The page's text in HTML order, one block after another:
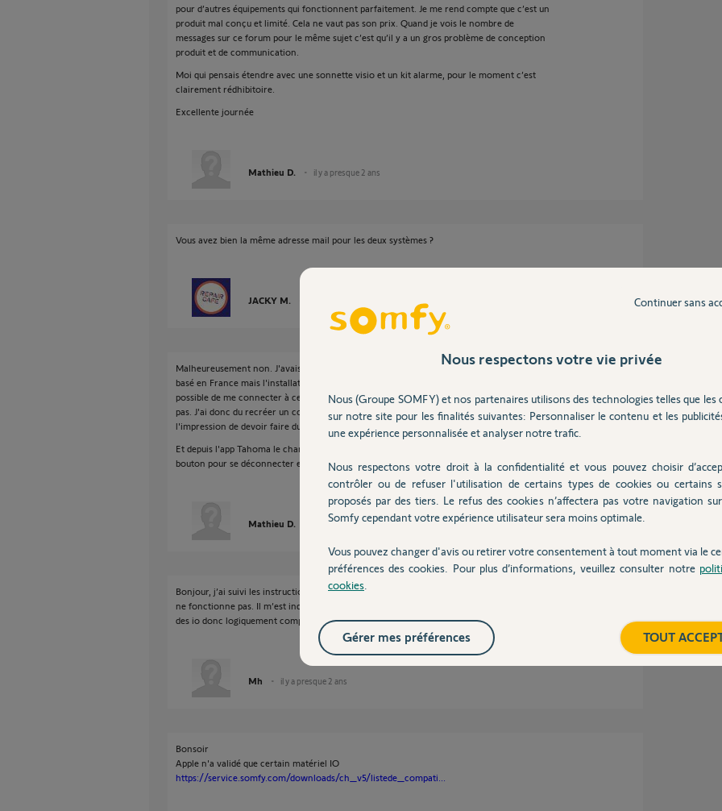
pour d’autres équipements qui fonctionnent parfaitement. Je me rend compte que c’est un
produit mal conçu et limité. Cela ne vaut pas son prix. Quand je vois le nombre de
messages sur ce forum pour le même sujet c’est qu’il y a un gros problème de conception
produit et de communication.
Moi qui pensais étendre avec une sonnette visio et un kit alarme, pour le moment c’est
clairement rédhibitoire.
Excellente journée
Mathieu D. il y a presque 2 ans
Vous avez bien la même adresse mail pour les deux systèmes ?
JACKY M.
Malheureusement non. J'avais un compte utilisant la même adresse que mon compte Apple
basé en France mais l'installation étant en Suisse cela ne joue pas. Pire, il ne m'est plus
possible de me connecter à ce compte et la réinitialisation du mot de passe ne fonctionne
pas. J'ai donc du recréer un compte avec une autre adresse ce qui ne m'arrange pas. J'ai
l'impression de devoir faire du bricolage.
Et depuis l'app Tahoma le changement d'email ne fonctionne pas, et il n'y a même pas de
bouton pour se déconnecter et utiliser un autre compte.
Mathieu D. il y a presque 2 ans
Bonjour, j’ai suivi les instructions pour connecter ma box Tahoma à Apple Home mais cela
ne fonctionne pas. Il m’est indiqué que l’accessoire n’est pas disponible. Mes volets sont
des io donc logiquement compatibles. Merci pour votre aide.
Mh il y a presque 2 ans
Bonsoir
Apple n'a validé que certain matériel IO
https://service.somfy.com/downloads/ch_v5/listede_compati...
Nous respectons votre vie privée
Nous (Groupe SOMFY) et nos partenaires utilisons des technologies telles que les
sur notre site pour les finalités suivantes: Personnaliser le contenu et les
une expérience personnalisée et analyser notre trafic.
Nous respectons votre droit à la confidentialité et vous pouvez choisir
contrôler ou de refuser l'utilisation de certains types de cookies ou certains
proposés par des tiers. Le refus des cookies n’affectera pas votre navigation
Somfy cependant votre expérience utilisateur sera moins optimale.
Vous pouvez changer d'avis ou retirer votre consentement à tout moment via le
préférences des cookies. Pour plus d’informations, veuillez consulter notre
cookies
Continuer sans
TOUT
Gérer mes préférences